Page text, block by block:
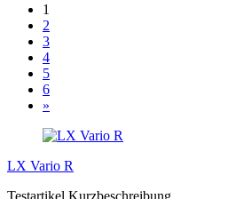
1
2
3
4
5
6
»
LX Vario R
Testartikel Kurzbeschreibung